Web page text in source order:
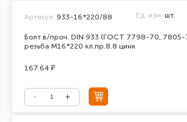
Болт в/проч. DIN 933 (ГОСТ 7798-70, 7805-
резьба М16*220 кл.пр.8.8 цинк
Артикул: 933-16*220/88 Ед. изм. шт.
167.64 ₽